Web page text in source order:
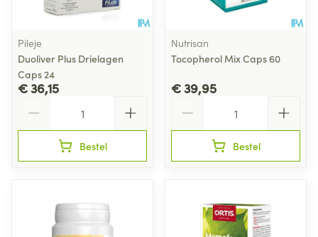
Pileje
Duoliver Plus Drielagen
Caps 24
€ 36,15
Bestel
Nutrisan
Tocopherol Mix Caps 60
€ 39,95
Bestel